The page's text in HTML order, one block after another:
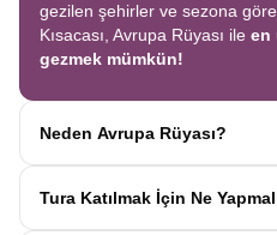
gezilen şehirler ve sezona
Kısacası, Avrupa Rüyası ile en
gezmek mümkün!
Neden Avrupa Rüyası?
ülkeyikeşfedin! Ekstra tur
Tura Katılmak İçin Ne